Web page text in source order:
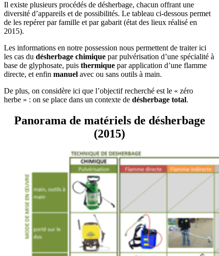
Il existe plusieurs procédés de désherbage, chacun offrant une
diversité d’appareils et de possibilités. Le tableau ci-dessous permet
de les repérer par famille et par gabarit (état des lieux réalisé en
2015).
Les informations en notre possession nous permettent de traiter ici
les cas du désherbage chimique par pulvérisation d’une spécialité à
base de glyphosate, puis thermique par application d’une flamme
directe, et enfin manuel avec ou sans outils à main.
De plus, on considère ici que l’objectif recherché est le « zéro
herbe » : on se place dans un contexte de désherbage total.
Panorama de matériels de désherbage
(2015)